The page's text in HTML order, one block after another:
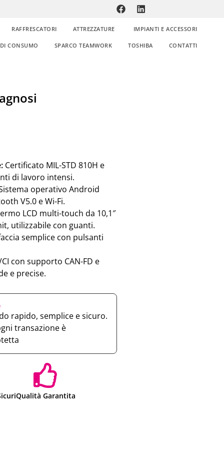
RAFFRESCATORI ATTREZZATURE IMPIANTI E ACCESSORI
CONSUMO SPARCO TEAMWORK TOSHIBA CONTATTI
Certificato MIL-STD 810H e
di lavoro intensi.
operativo Android
V5.0 e Wi-Fi.
LCD multi-touch da 10,1″
utilizzabile con guanti.
semplice con pulsanti
con supporto CAN-FD e
e precise.
rapido, semplice e sicuro.
transazione è
Qualità Garantita